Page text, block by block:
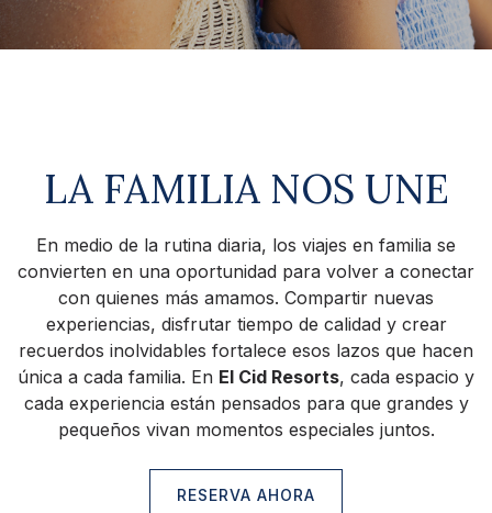
LA FAMILIA NOS UNE
En medio de la rutina diaria, los viajes en familia se
convierten en una oportunidad para volver a conectar
con quienes más amamos. Compartir nuevas
experiencias, disfrutar tiempo de calidad y crear
recuerdos inolvidables fortalece esos lazos que hacen
única a cada familia. En El Cid Resorts, cada espacio y
cada experiencia están pensados para que grandes y
pequeños vivan momentos especiales juntos.
RESERVA AHORA